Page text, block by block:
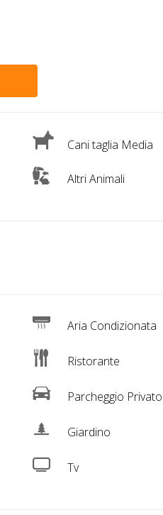
Cani taglia Media
Altri Animali
Aria Condizionata
Ristorante
Parcheggio Privato
Giardino
Tv